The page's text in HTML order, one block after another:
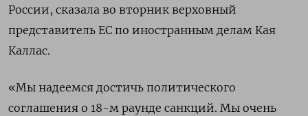
России, сказала во вторник верховный
представитель ЕС по иностранным делам Кая
Каллас.
«Мы надеемся достичь политического
соглашения о 18-м раунде санкций. Мы очень